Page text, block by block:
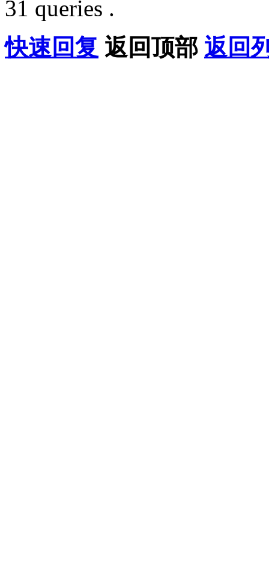
31 queries .
快速回复 返回顶部 返回